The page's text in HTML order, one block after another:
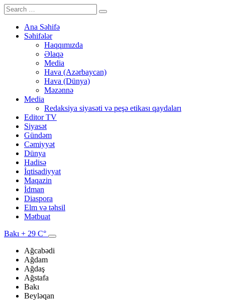
Ana Səhifə
Səhifələr
Haqqımızda
Əlaqə
Media
Hava (Azərbaycan)
Hava (Dünya)
Məzənnə
Media
Redaksiya siyasəti və peşə etikası qaydaları
Editor TV
Siyasət
Gündəm
Cəmiyyət
Dünya
Hadisə
İqtisadiyyat
Maqazin
İdman
Diaspora
Elm və təhsil
Mətbuat
Bakı + 29 C°
Ağcabədi
Ağdam
Ağdaş
Ağstafa
Bakı
Beyləqan